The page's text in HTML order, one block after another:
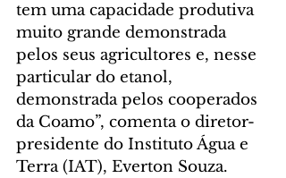
tem uma capacidade produtiva
muito grande demonstrada
pelos seus agricultores e, nesse
particular do etanol,
demonstrada pelos cooperados
da Coamo”, comenta o diretor-
presidente do Instituto Água e
Terra (IAT), Everton Souza.